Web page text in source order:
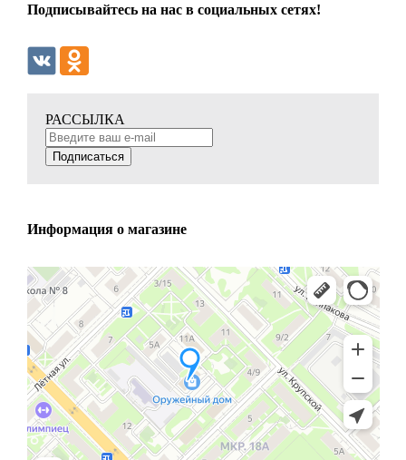
Подписывайтесь на нас в социальных сетях!
РАССЫЛКА
Подписаться
Информация о магазине